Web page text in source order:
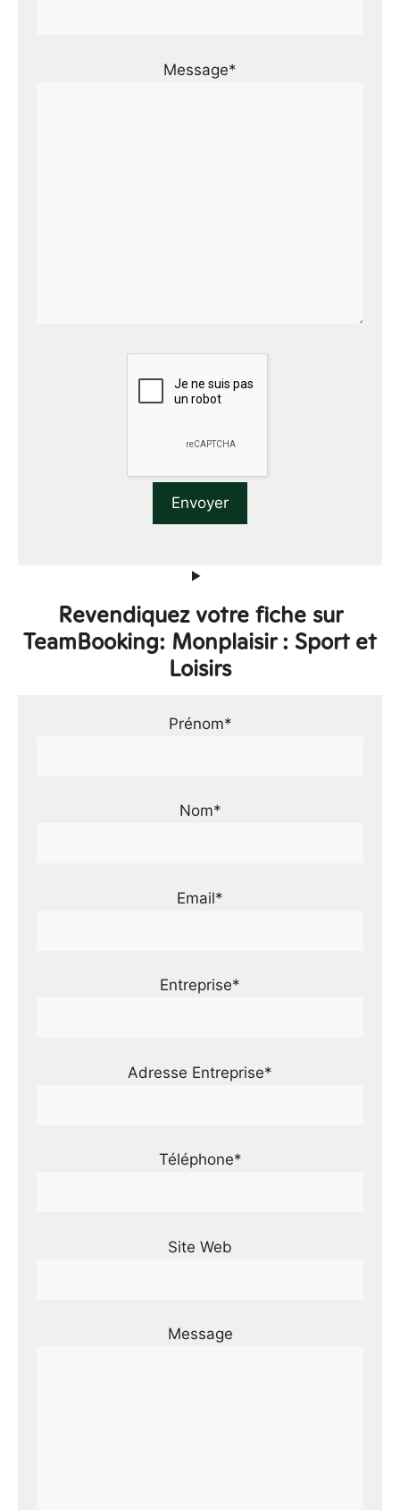
Message*
Revendiquez votre fiche sur
TeamBooking: Monplaisir : Sport et
Loisirs
Prénom*
Nom*
Email*
Entreprise*
Adresse Entreprise*
Téléphone*
Site Web
Message